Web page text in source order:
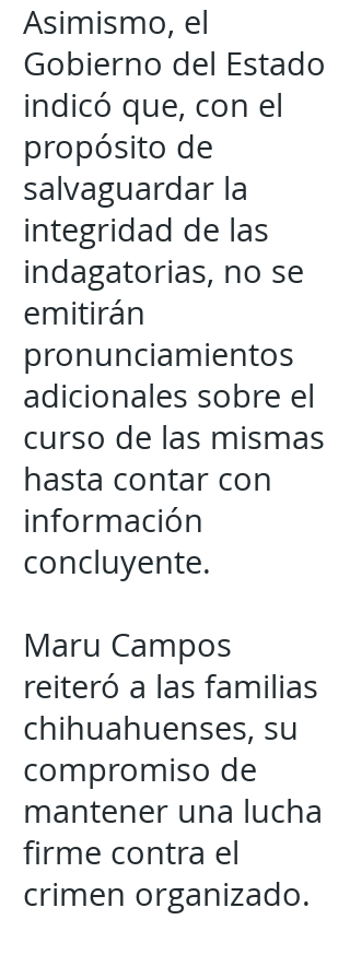
Asimismo, el
Gobierno del Estado
indicó que, con el
propósito de
salvaguardar la
integridad de las
indagatorias, no se
emitirán
pronunciamientos
adicionales sobre el
curso de las mismas
hasta contar con
información
concluyente.
Maru Campos
reiteró a las familias
chihuahuenses, su
compromiso de
mantener una lucha
firme contra el
crimen organizado.